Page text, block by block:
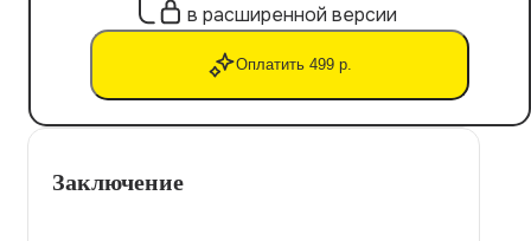
в расширенной версии
Оплатить 499 р.
Заключение